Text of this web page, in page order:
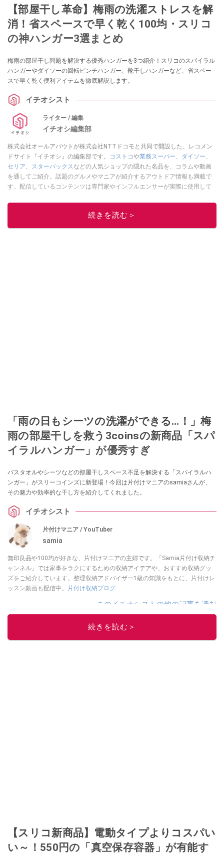
【部屋干し革命】梅雨の洗濯ストレスを解
消！省スペースで早く乾く100均・スリコ
の神ハンガー3選まとめ
梅雨の部屋干し問題を解決する優秀ハンガーを3つ紹介！スリコのスパイラル
ハンガーやダイソーの回転ピンチハンガー、靴干しハンガーなど、省スペー
スで早く乾く便利アイテムを徹底解説します。
イチオシスト
ライター / 編集
イチオシ編集部
株式会社オールアバウトが株式会社NTTドコモと共同で開設した、レコメン
ドサイト『イチオシ』の編集部です。
コストコや業務スーパー、 ダイソー、
セリア、 スターバックスなどの人気ショップの隠れた名品を、コラムや動画
を通してご紹介。話題のグルメやマニアが紹介するアウトドア情報も満載で
す。配信しているコンテンツは専門家やインフルエンサーが実際に使用して
ニュースでフォロー
続きを読む＞
「雨の日もシーツの洗濯ができる…！」梅
雨の部屋干しを救う3coinsの新商品「スパ
イラルハンガー」が優秀すぎ
バスタオルやシーツなどの部屋干しスペース不足を解決する「スパイラルハ
ンガー」がスリーコインズに新登場！今回は片付けマニアのsamiaさんが、
その魅力や効率的な干し方を紹介してくれました。
イチオシスト
片付けマニア / YouTuber
samia
無印良品や100均が好きな、片付けマニアの主婦です。「Samia片付け収納チ
ャンネル」では家事をラクにするための収納アイデアや、おすすめ収納グッ
ズをご紹介しています。整理収納アドバイザー1級の知識をもとに、片付けレ
ッスン動画も配信中。
片付け収納ブログ
このイチオシストの他の記事を読む
続きを読む＞
【スリコ新商品】電動タイプよりコスパい
い～！550円の「真空保存容器」が有能す